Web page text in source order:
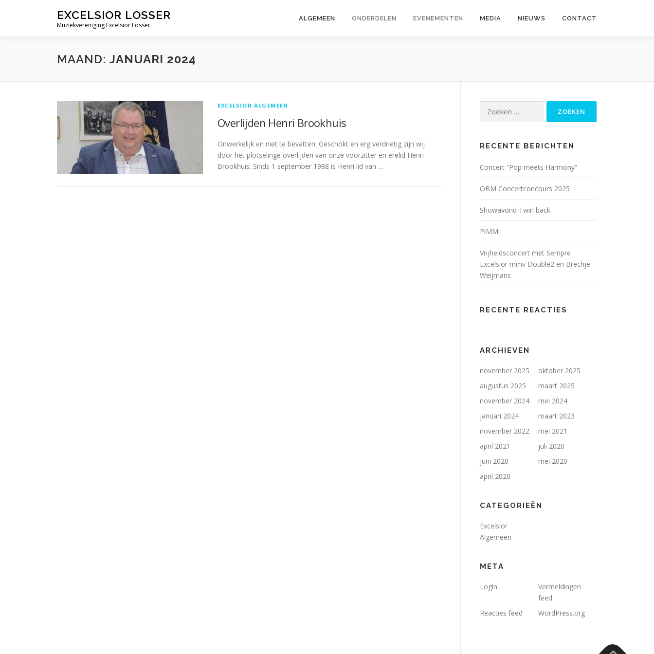
inhoud
EXCELSIOR LOSSER
Muziekvereniging Excelsior Losser
ALGEMEEN ONDERDELEN EVENEMENTEN MEDIA NIEUWS CONTACT
MAAND: JANUARI 2024
EXCELSIOR ALGEMEEN
Overlijden Henri Brookhuis
Onwerkelijk en niet te bevatten. Geschokt en erg verdrietig zijn wij
door het plotselinge overlijden van onze voorzitter en erelid Henri
Brookhuis. Sinds 1 september 1988 is Henri lid van …
naar:
RECENTE BERICHTEN
Concert “Pop meets Harmony”
OBM Concertconcours 2025
Showavond Twirl back
PiMM!
Vrijheidsconcert met Sempre
Excelsior mmv Double2 en Brechje
Weijmans
RECENTE REACTIES
ARCHIEVEN
november 2025
oktober 2025
augustus 2025
maart 2025
november 2024
mei 2024
januari 2024
maart 2023
november 2022
mei 2021
april 2021
juli 2020
juni 2020
mei 2020
april 2020
CATEGORIEËN
Excelsior
Algemeen
META
Login
Vermeldingen
feed
Reacties feed
WordPress.org